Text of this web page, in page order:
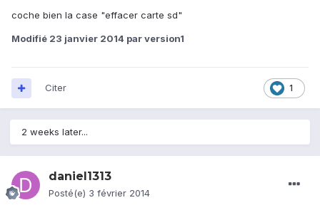
coche bien la case "effacer carte sd"
Modifié 23 janvier 2014 par version1
1
Citer
2 weeks later...
daniel1313
Posté(e) 3 février 2014